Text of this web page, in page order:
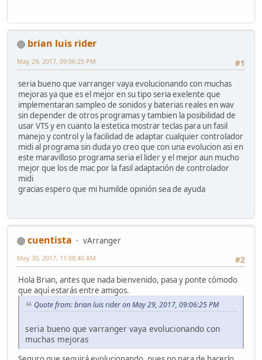
brian luis rider
#1
May 29, 2017, 09:06:25 PM
seria bueno que varranger vaya evolucionando con muchas
mejoras ya que es el mejor en su tipo seria exelente que
implementaran sampleo de sonidos y baterias reales en wav
sin depender de otros programas y tambien la posibilidad de
usar VTS y en cuanto la estetica mostrar teclas para un fasil
manejo y control y la facilidad de adaptar cualquier controlador
midi al programa sin duda yo creo que con una evolucion asi en
este maravilloso programa seria el lider y el mejor aun mucho
mejor que los de mac por la fasil adaptación de controlador
midi
gracias espero que mi humilde opinión sea de ayuda
cuentista
vArranger
#2
May 30, 2017, 11:08:40 AM
Hola Brian, antes que nada bienvenido, pasa y ponte cómodo
que aquí estarás entre amigos.
Quote from: brian luis rider on May 29, 2017, 09:06:25 PM
seria bueno que varranger vaya evolucionando con
muchas mejoras